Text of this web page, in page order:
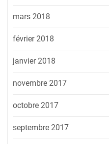
mars 2018
février 2018
janvier 2018
novembre 2017
octobre 2017
septembre 2017